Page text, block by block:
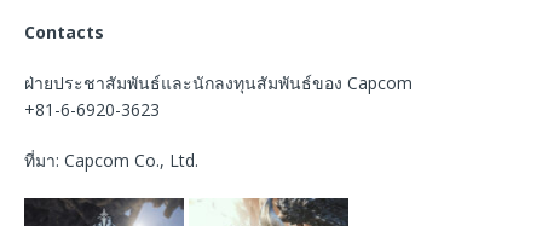
Contacts
ฝ่ายประชาสัมพันธ์และนักลงทุนสัมพันธ์ของ Capcom
+81-6-6920-3623
ที่มา: Capcom Co., Ltd.